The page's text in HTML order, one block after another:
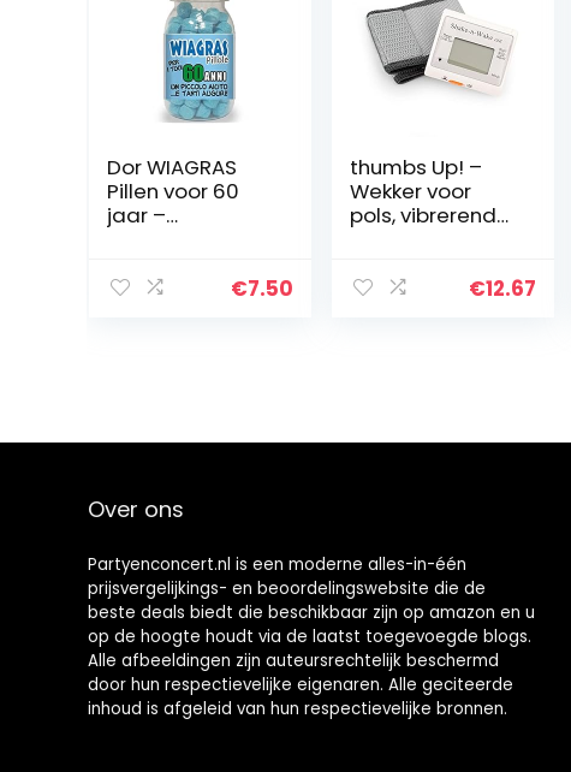
Dor WIAGRAS
Pillen voor 60
jaar –
voor
€7.50
thumbs Up! –
Wekker voor
pols, vibrerend
wekker – verlicht
€12.67
Over ons
Partyenconcert.nl is een moderne alles-in-één
prijsvergelijkings- en beoordelingswebsite die de
beste deals biedt die beschikbaar zijn op amazon en u
op de hoogte houdt via de laatst toegevoegde blogs.
Alle afbeeldingen zijn auteursrechtelijk beschermd
door hun respectievelijke eigenaren. Alle geciteerde
inhoud is afgeleid van hun respectievelijke bronnen.